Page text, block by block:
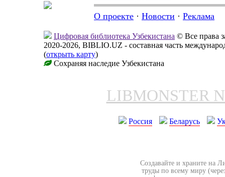
О проекте · Новости · Реклама
Цифровая библиотека Узбекистана © Все права
2020-2026, BIBLIO.UZ - составная часть
(открыть карту)
Сохраняя наследие Узбекистана
LIBMONSTER
Россия Беларусь
Создавайте и храните на
труды по всему миру